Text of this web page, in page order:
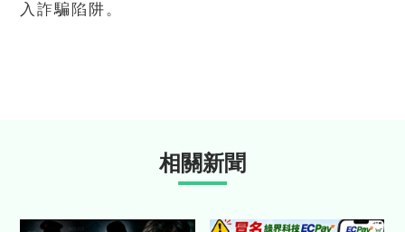
入詐騙陷阱。
相關新聞